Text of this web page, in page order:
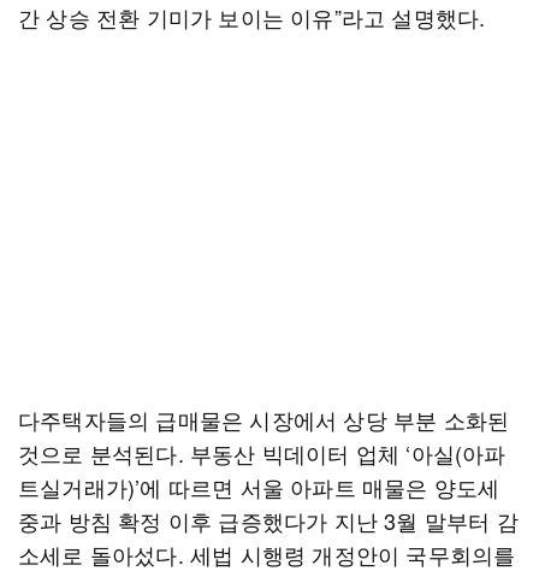
간 상승 전환 기미가 보이는 이유”라고 설명했다.
다주택자들의 급매물은 시장에서 상당 부분 소화된
것으로 분석된다. 부동산 빅데이터 업체 ‘아실(아파
트실거래가)’에 따르면 서울 아파트 매물은 양도세
중과 방침 확정 이후 급증했다가 지난 3월 말부터 감
소세로 돌아섰다. 세법 시행령 개정안이 국무회의를